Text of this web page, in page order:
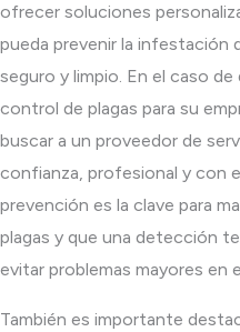
ofrecer soluciones
pueda prevenir la infestación
seguro y limpio. En el caso
control de plagas para su
buscar a un proveedor de
confianza, profesional y con
prevención es la clave para
plagas y que una detección
evitar problemas mayores en
También es importante